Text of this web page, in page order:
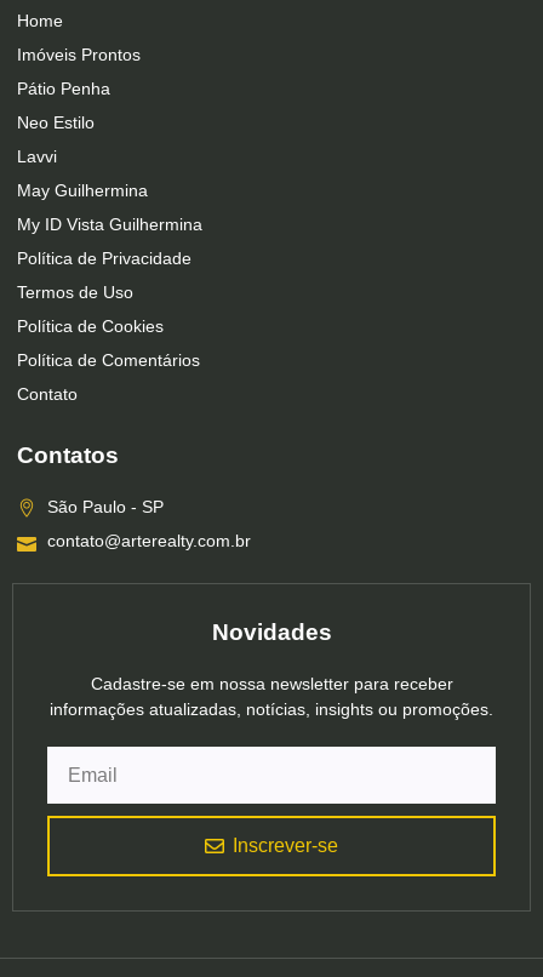
Home
Imóveis Prontos
Pátio Penha
Neo Estilo
Lavvi
May Guilhermina
My ID Vista Guilhermina
Política de Privacidade
Termos de Uso
Política de Cookies
Política de Comentários
Contato
Contatos
São Paulo - SP
contato@arterealty.com.br
Novidades
Cadastre-se em nossa newsletter para receber
informações atualizadas, notícias, insights ou promoções.
Inscrever-se